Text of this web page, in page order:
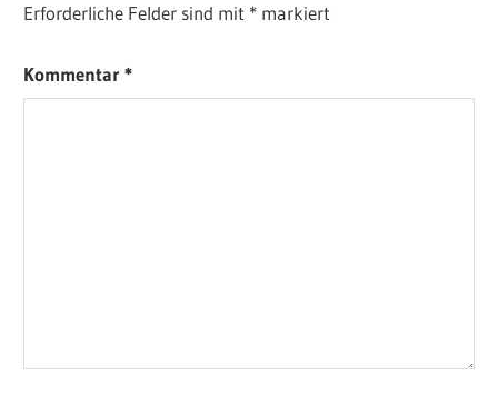
Erforderliche Felder sind mit * markiert
Kommentar*